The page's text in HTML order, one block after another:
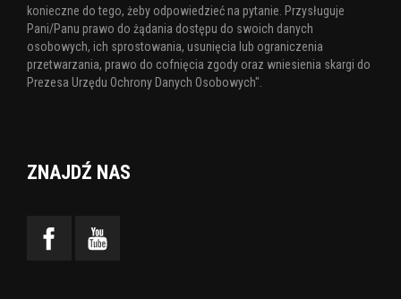
konieczne do tego, żeby odpowiedzieć na pytanie. Przysługuje
Pani/Panu prawo do żądania dostępu do swoich danych
osobowych, ich sprostowania, usunięcia lub ograniczenia
przetwarzania, prawo do cofnięcia zgody oraz wniesienia skargi do
Prezesa Urzędu Ochrony Danych Osobowych".
ZNAJDŹ NAS